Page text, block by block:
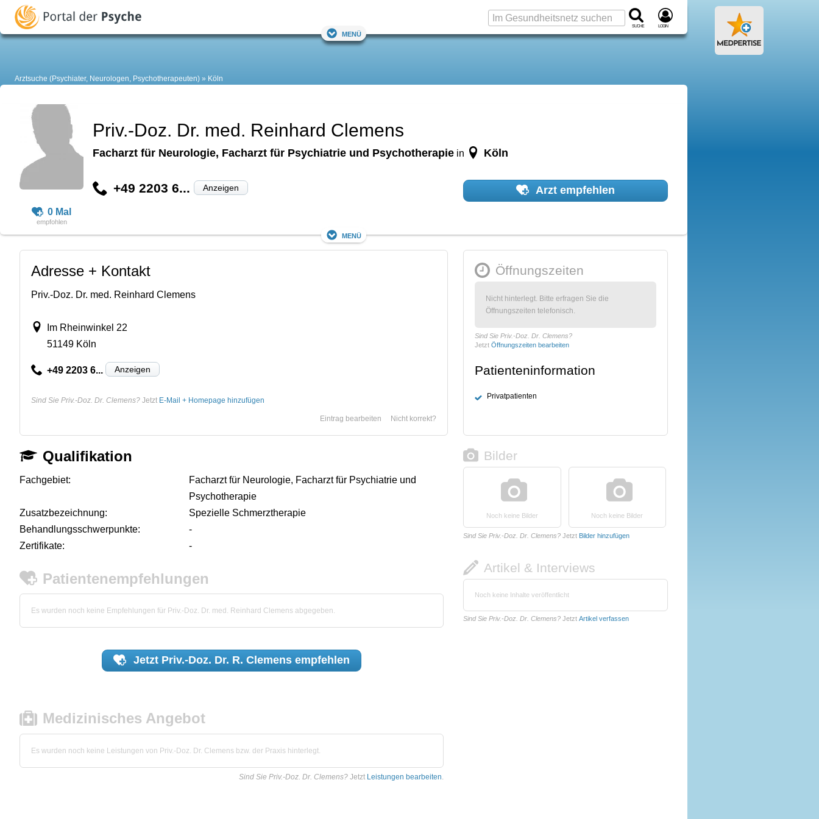
Suche Login
Menü
Arztsuche (Psychiater, Neurologen, Psychotherapeuten) Köln
0 Mal
Priv.-Doz. Dr. med. Reinhard Clemens
Facharzt für Neurologie, Facharzt für Psychiatrie und Psychotherapie in Köln
+49 2203 6... Anzeigen Arzt empfehlen
Menü
Adresse + Kontakt
Priv.-Doz. Dr. med. Reinhard Clemens
Im Rheinwinkel 22
51149 Köln
+49 2203 6... Anzeigen
Sind Sie Priv.-Doz. Dr. Clemens? Jetzt E-Mail + Homepage hinzufügen
Nicht korrekt?
Eintrag bearbeiten
Öffnungszeiten
Nicht hinterlegt. Bitte erfragen Sie die
Öffnungszeiten telefonisch.
Sind Sie Priv.-Doz. Dr. Clemens?
Jetzt Öffnungszeiten bearbeiten
Patienteninformation
Privatpatienten
Qualifikation
Fachgebiet:
Facharzt für Neurologie, Facharzt für Psychiatrie und
Psychotherapie
Zusatzbezeichnung:
Spezielle Schmerztherapie
Behandlungsschwerpunkte:
-
Zertifikate:
-
Patientenempfehlungen
Es wurden noch keine Empfehlungen für Priv.-Doz. Dr. med. Reinhard Clemens abgegeben.
Jetzt Priv.-Doz. Dr. R. Clemens empfehlen
Medizinisches Angebot
Es wurden noch keine Leistungen von Priv.-Doz. Dr. Clemens bzw. der Praxis hinterlegt.
Sind Sie Priv.-Doz. Dr. Clemens? Jetzt Leistungen bearbeiten.
Bilder
Noch keine Bilder Noch keine Bilder
Sind Sie Priv.-Doz. Dr. Clemens? Jetzt Bilder hinzufügen
Artikel & Interviews
Noch keine Inhalte veröffentlicht
Sind Sie Priv.-Doz. Dr. Clemens? Jetzt Artikel verfassen